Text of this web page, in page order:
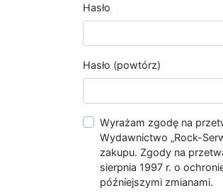
Hasło
Hasło (powtórz)
Wyrażam zgodę na
Wydawnictwo „Rock-
zakupu. Zgody na
sierpnia 1997 r. o
późniejszymi zmianami.